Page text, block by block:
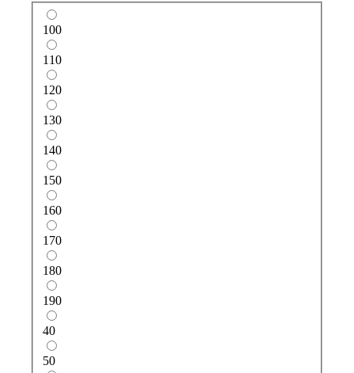
100
110
120
130
140
150
160
170
180
190
40
50